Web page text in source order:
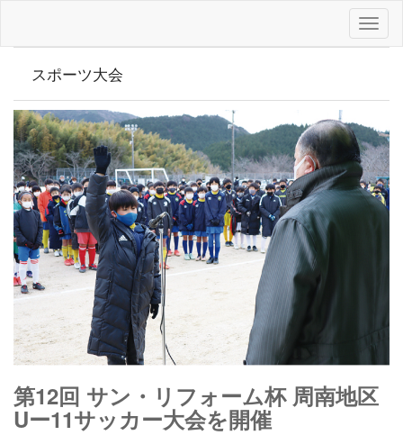
スポーツ大会
第12回 サン・リフォーム杯 周南地区
Uー11サッカー大会を開催